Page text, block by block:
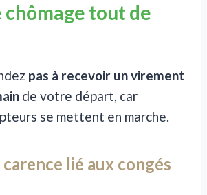
chômage tout de
pas à recevoir un virement
de votre départ, car
se mettent en marche.
carence lié aux congés